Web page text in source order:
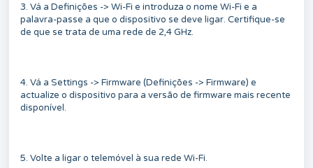
3. Vá a Definições -> Wi-Fi e introduza o nome Wi-Fi e a
palavra-passe a que o dispositivo se deve ligar. Certifique-se
de que se trata de uma rede de 2,4 GHz.
4. Vá a Settings -> Firmware (Definições -> Firmware) e
actualize o dispositivo para a versão de firmware mais recente
disponível.
5. Volte a ligar o telemóvel à sua rede Wi-Fi.